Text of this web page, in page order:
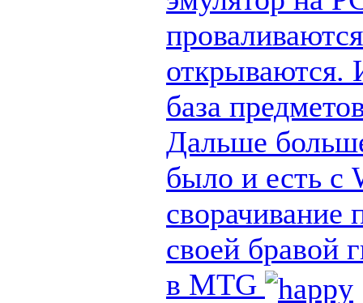
открываются.
база
Дальше
было и есть с
сворачивание
своей бравой
в MTG